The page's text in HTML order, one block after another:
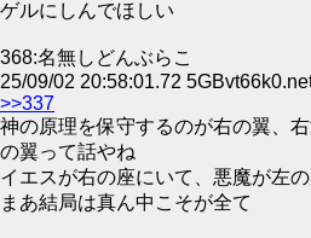
ゲルにしんでほしい
368:名無しどんぶらこ
25/09/02 20:58:01.72
>>337
神の原理を保守するのが右の翼、
の翼って話やね
イエスが右の座にいて、悪魔が左
まあ結局は真ん中こそが全て